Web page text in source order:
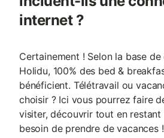
internet ?
Certainement ! Selon la base
Holidu, 100% des bed &
bénéficient. Télétravail ou
choisir ? Ici vous pourrez faire
visiter, découvrir tout en restant
besoin de prendre de vacances !